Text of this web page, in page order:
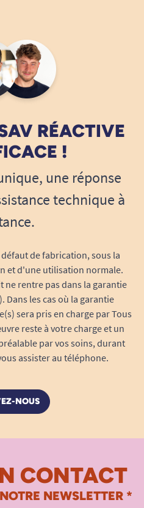
RÉACTIVE
!
une réponse
technique à
de fabrication, sous la
et d'une utilisation normale.
rentre pas dans la garantie
Dans les cas où la garantie
sera pris en charge par Tous
reste à votre charge et un
par vos soins, durant
assister au téléphone.
NOUS
CONTACT
NEWSLETTER *